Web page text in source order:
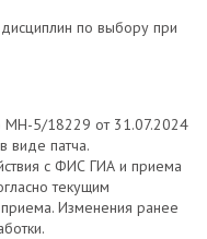
по выбору при
МН-5/18229 от 31.07.2024
виде патча.
с ФИС ГИА и приема
текущим
Изменения ранее